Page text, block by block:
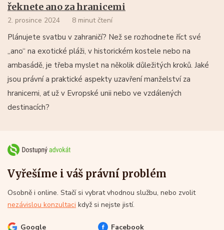
řeknete ano za hranicemi
2. prosince 2024 8 minut čtení
Plánujete svatbu v zahraničí? Než se rozhodnete říct své
„ano“ na exotické pláži, v historickém kostele nebo na
ambasádě, je třeba myslet na několik důležitých kroků. Jaké
jsou právní a praktické aspekty uzavření manželství za
hranicemi, ať už v Evropské unii nebo ve vzdálených
destinacích?
Vyřešíme i váš právní problém
Osobně i online. Stačí si vybrat vhodnou službu, nebo zvolit
nezávislou konzultaci když si nejste jistí.
Google Facebook